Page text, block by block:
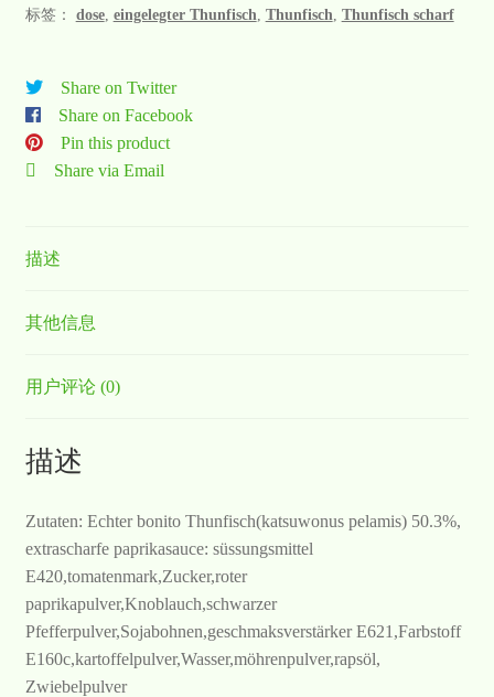
标签： dose, eingelegter Thunfisch Thunfisch Thunfisch scharf
Share on Twitter
Share on Facebook
Pin this product
Share via Email
描述
其他信息
用户评论 (0)
描述
Zutaten: Echter bonito Thunfisch(katsuwonus pelamis) 50.3%,
extrascharfe paprikasauce: süssungsmittel
E420,tomatenmark,Zucker,roter
paprikapulver,Knoblauch,schwarzer
Pfefferpulver,Sojabohnen,geschmaksverstärker E621,Farbstoff
E160c,kartoffelpulver,Wasser,möhrenpulver,rapsöl,
Zwiebelpulver